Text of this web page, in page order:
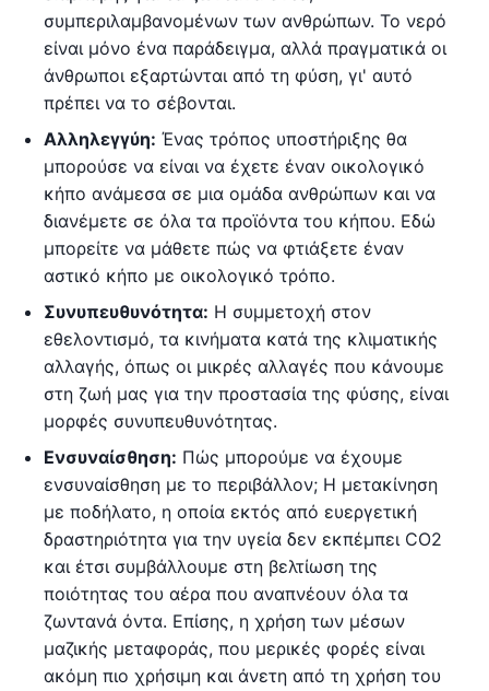
συμπεριλαμβανομένων των ανθρώπων. Το νερό
είναι μόνο ένα παράδειγμα, αλλά πραγματικά οι
άνθρωποι εξαρτώνται από τη φύση, γι' αυτό
πρέπει να το σέβονται.
Αλληλεγγύη: Ένας τρόπος υποστήριξης θα
μπορούσε να είναι να έχετε έναν οικολογικό
κήπο ανάμεσα σε μια ομάδα ανθρώπων και να
διανέμετε σε όλα τα προϊόντα του κήπου. Εδώ
μπορείτε να μάθετε πώς να φτιάξετε έναν
αστικό κήπο με οικολογικό τρόπο.
Συνυπευθυνότητα: Η συμμετοχή στον
εθελοντισμό, τα κινήματα κατά της κλιματικής
αλλαγής, όπως οι μικρές αλλαγές που κάνουμε
στη ζωή μας για την προστασία της φύσης, είναι
μορφές συνυπευθυνότητας.
Ενσυναίσθηση: Πώς μπορούμε να έχουμε
ενσυναίσθηση με το περιβάλλον; Η μετακίνηση
με ποδήλατο, η οποία εκτός από ευεργετική
δραστηριότητα για την υγεία δεν εκπέμπει CO2
και έτσι συμβάλλουμε στη βελτίωση της
ποιότητας του αέρα που αναπνέουν όλα τα
ζωντανά όντα. Επίσης, η χρήση των μέσων
μαζικής μεταφοράς, που μερικές φορές είναι
ακόμη πιο χρήσιμη και άνετη από τη χρήση του